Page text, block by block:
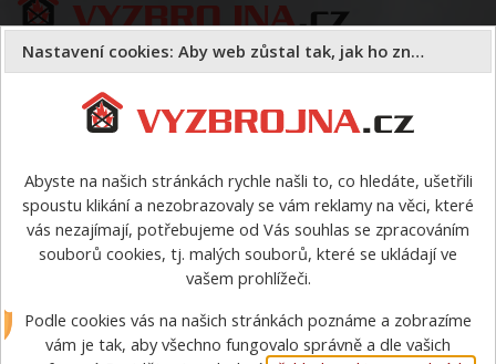
a majetek druhých.
Čištění, Dekontaminace, Chemie>Rozprašovač GLORIA
CleanMaster CM 12
CleanMaster CM 12
Nastavení cookies: Aby web zůstal tak, jak ho znáte
Abyste na našich stránkách rychle našli to, co hledáte, ušetřili
spoustu klikání a nezobrazovaly se vám reklamy na věci, které
vás nezajímají, potřebujeme od Vás souhlas se zpracováním
souborů cookies, tj. malých souborů, které se ukládají ve
vašem prohlížeči.
Podle cookies vás na našich stránkách poznáme a zobrazíme
vám je tak, aby všechno fungovalo správně a dle vašich